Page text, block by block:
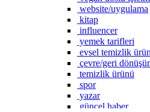
website/uygulama
kitap
influencer
yemek tarifleri
evsel temizlik
çevre/geri
temizlik ürünü
spor
yazar
güncel haber